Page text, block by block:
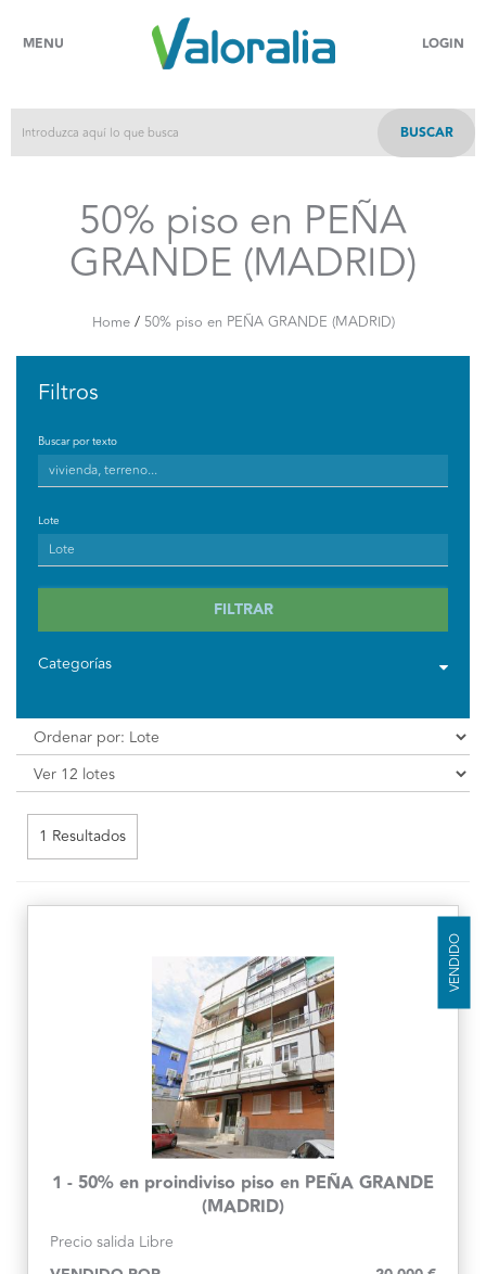
MENU LOGIN
BUSCAR
50% piso en PEÑA
GRANDE (MADRID)
Home/ 50% piso en PEÑA GRANDE (MADRID)
Filtros
Buscar por texto
Lote
FILTRAR
Categorías
1 Resultados
VENDIDO
1 - 50% en proindiviso piso en PEÑA GRANDE
(MADRID)
Precio salida Libre